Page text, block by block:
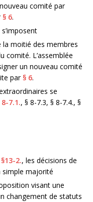
comité par
§ 6.
la moitié des membres
comité. L’assemblée
un nouveau comité
par § 6.
se
8-7.1., § 8-7.3, § 8-7.4., §
§13-2., les décisions de
simple majorité
visant une
changement de statuts